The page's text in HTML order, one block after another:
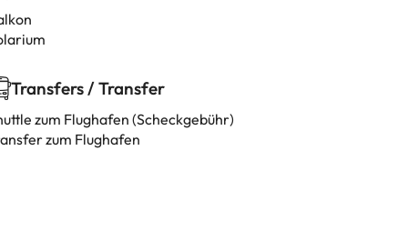
Transfers / Transfer
zum Flughafen (Scheckgebühr)
zum Flughafen